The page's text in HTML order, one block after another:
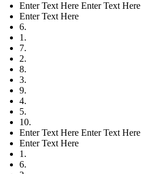
Enter Text Here Enter Text Here
Enter Text Here
6.
1.
7.
2.
8.
3.
9.
4.
5.
10.
Enter Text Here Enter Text Here
Enter Text Here
1.
6.